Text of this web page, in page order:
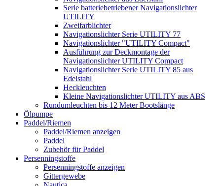
Serie batteriebetriebener Navigationslichter
UTILITY
Zweifarblichter
Navigationslichter Serie UTILITY 77
Navigationslichter "UTILITY Compact"
Ausführung zur Deckmontage der
Navigationslichter UTILITY Compact
Navigationslichter Serie UTILITY 85 aus
Edelstahl
Heckleuchten
Kleine Navigationslichter UTILITY aus ABS
Rundumleuchten bis 12 Meter Bootslänge
Ölpumpe
Paddel/Riemen
Paddel/Riemen anzeigen
Paddel
Zubehör für Paddel
Persenningstoffe
Persenningstoffe anzeigen
Gittergewebe